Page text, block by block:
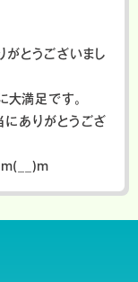
とうございまし
大満足です。
ありがとうござ
m(__)m